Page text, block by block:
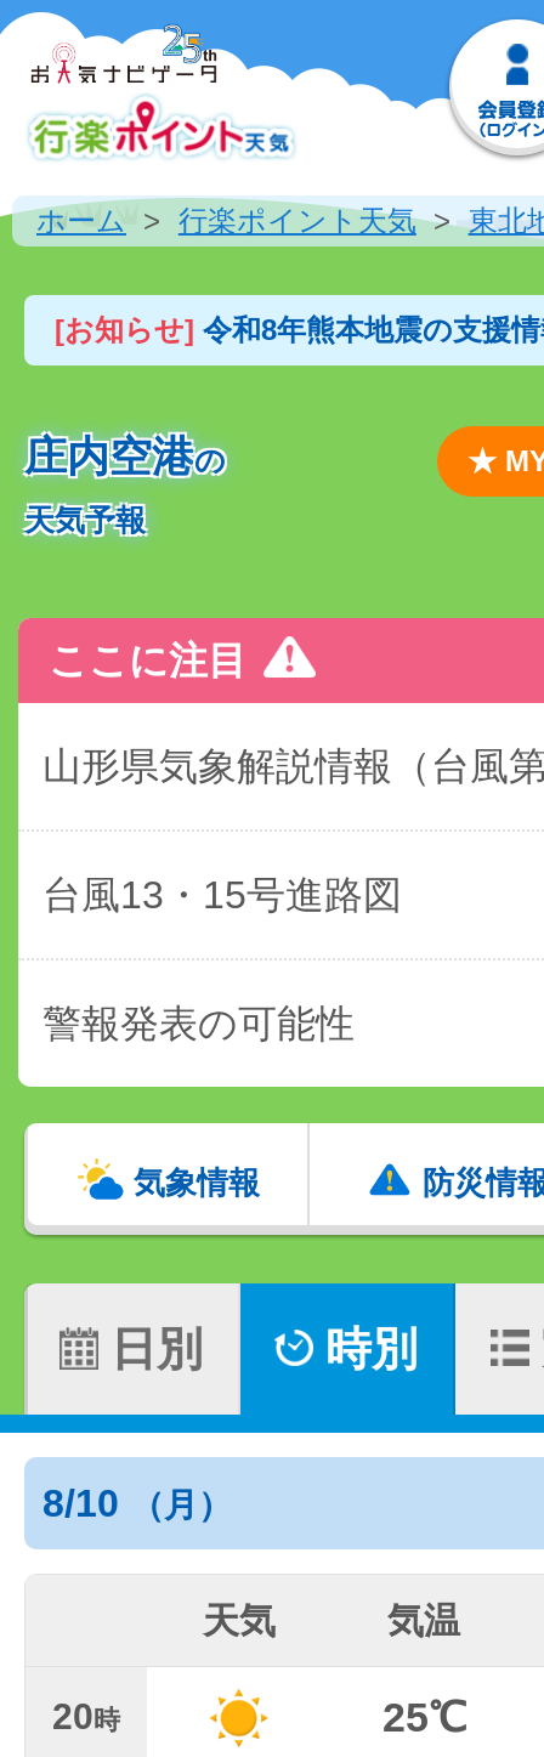
ホーム 行楽ポイント天気 東北
[お知らせ] 令和8年熊本地震の支援
庄内空港の
天気予報
★
ここに注目
山形県気象解説情報（台風
台風13・15号進路図
警報発表の可能性
気象情報 防災情
日別 時別
8/10 （月）
天気 気温
20時 25℃